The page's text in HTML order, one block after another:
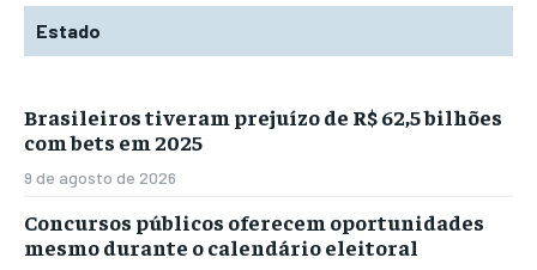
Estado
Brasileiros tiveram prejuízo de R$ 62,5 bilhões
com bets em 2025
9 de agosto de 2026
Concursos públicos oferecem oportunidades
mesmo durante o calendário eleitoral